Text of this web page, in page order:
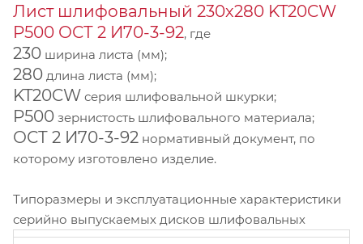
Лист шлифовальный 230х280 KT20CW
P500 ОСТ 2 И70-3-92, где
230 ширина листа (мм);
280 длина листа (мм);
KT20CW серия шлифовальной шкурки;
P500 зернистость шлифовального материала;
ОСТ 2 И70-3-92 нормативный документ, по
которому изготовлено изделие.
Типоразмеры и эксплуатационные характеристики
серийно выпускаемых дисков шлифовальных